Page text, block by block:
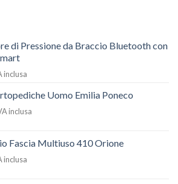
di Pressione da Braccio Bluetooth con
inclusa
Uomo Emilia Poneco
inclusa
Fascia Multiuso 410 Orione
inclusa